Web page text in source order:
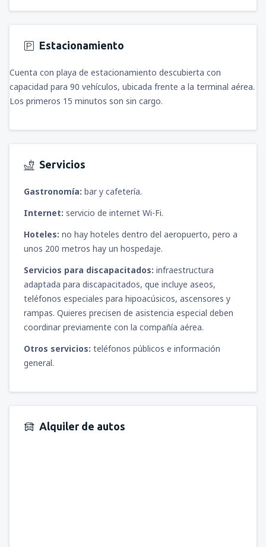
Estacionamiento
Cuenta con playa de estacionamiento descubierta con
capacidad para 90 vehículos, ubicada frente a la terminal aérea.
Los primeros 15 minutos son sin cargo.
Servicios
Gastronomía: bar y cafetería.
Internet: servicio de internet Wi-Fi.
Hoteles: no hay hoteles dentro del aeropuerto, pero a
unos 200 metros hay un hospedaje.
Servicios para discapacitados: infraestructura
adaptada para discapacitados, que incluye aseos,
teléfonos especiales para hipoacúsicos, ascensores y
rampas. Quieres precisen de asistencia especial deben
coordinar previamente con la compañía aérea.
Otros servicios: teléfonos públicos e información
general.
Alquiler de autos